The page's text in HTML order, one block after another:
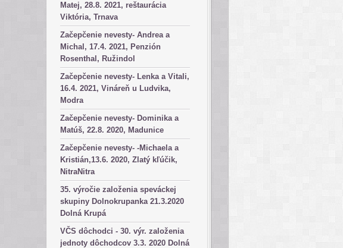
Matej, 28.8. 2021, reštaurácia
Viktória, Trnava
Začepčenie nevesty- Andrea a
Michal, 17.4. 2021, Penzión
Rosenthal, Ružindol
Začepčenie nevesty- Lenka a Vitali,
16.4. 2021, Vináreň u Ludvika,
Modra
Začepčenie nevesty- Dominika a
Matúš, 22.8. 2020, Madunice
Začepčenie nevesty- -Michaela a
Kristián,13.6. 2020, Zlatý kľúčik,
NitraNitra
35. výročie založenia speváckej
skupiny Dolnokrupanka 21.3.2020
Dolná Krupá
VČS dôchodci - 30. výr. založenia
jednoty dôchodcov 3.3. 2020 Dolná